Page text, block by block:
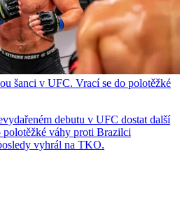
šanci v UFC. Vrací se do polotěžké
debutu v UFC dostat další
polotěžké váhy proti Brazilci
vyhrál na TKO.